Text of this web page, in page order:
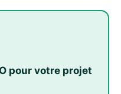
pour votre projet